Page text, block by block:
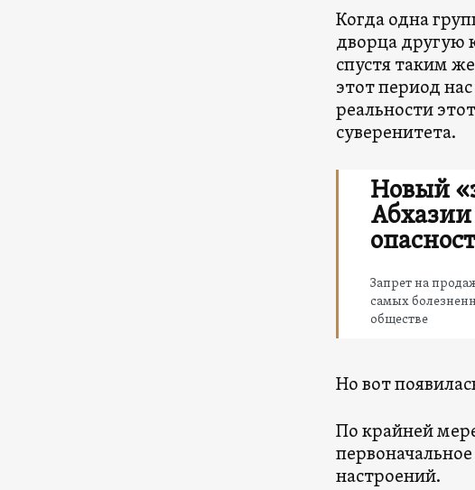
Когда одна
дворца другую
спустя таким
этот период
реальности
суверенитета.
Новый
Запрет на
самых
обществе
Но вот
По крайней
настроений.